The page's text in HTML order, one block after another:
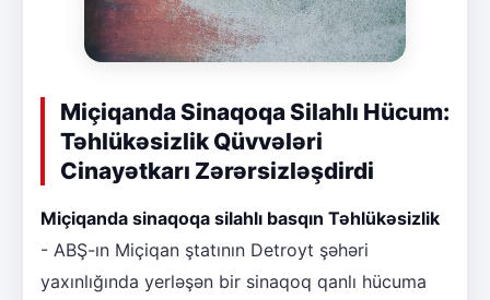
Miçiqanda Sinaqoqa Silahlı Hücum:
Təhlükəsizlik Qüvvələri
Cinayətkarı Zərərsizləşdirdi
Miçiqanda sinaqoqa silahlı basqın Təhlükəsizlik
- ABŞ-ın Miçiqan ştatının Detroyt şəhəri
yaxınlığında yerləşən bir sinaqoq qanlı hücuma